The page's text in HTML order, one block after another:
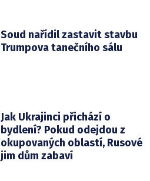
Soud nařídil zastavit stavbu
Trumpova tanečního sálu
Jak Ukrajinci přichází o
bydlení? Pokud odejdou z
okupovaných oblastí, Rusové
jim dům zabaví